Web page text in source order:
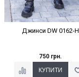
Джинси DW 0162-Н
750 грн.